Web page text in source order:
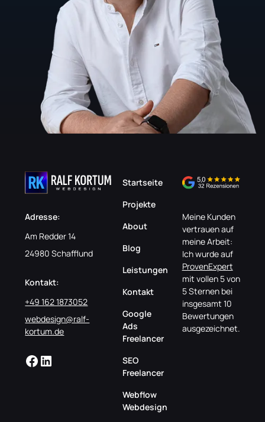
Adresse:
Am Redder 14
24980 Schafflund
Kontakt:
+49 162 1873052
webdesign@ralf-
kortum.de
Startseite
Projekte
About
Blog
Leistungen
Kontakt
Google
Ads
Freelancer
SEO
Freelancer
Webflow
Webdesign
Meine Kunden
vertrauen auf
meine Arbeit:
Ich wurde auf
ProvenExpert
mit vollen 5 von
5 Sternen bei
insgesamt 10
Bewertungen
ausgezeichnet.